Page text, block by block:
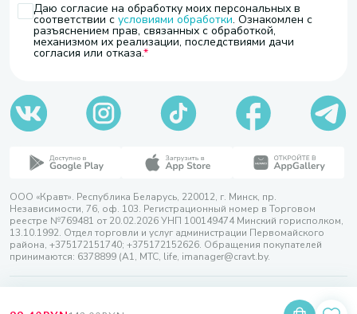
Даю согласие на обработку моих персональных в
соответствии с условиями обработки. Ознакомлен с
разъяснением прав, связанных с обработкой,
механизмом их реализации, последствиями дачи
согласия или отказа.
ООО «Кравт». Республика Беларусь, 220012, г. Минск, пр.
Независимости, 76, оф. 103. Регистрационный номер в Торговом
реестре №769481 от 20.02.2026 УНП 100149474 Минский горисполком,
13.10.1992. Отдел торговли и услуг администрации Первомайского
района, +375172151740; +375172152626. Обращения покупателей
принимаются: 6378899 (А1, МТС, life, imanager@cravt.by.
Разработка сайта — SLAM